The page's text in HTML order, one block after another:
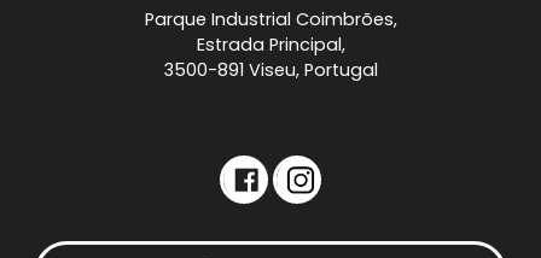
Parque Industrial Coimbrões,
Estrada Principal,
3500-891 Viseu, Portugal